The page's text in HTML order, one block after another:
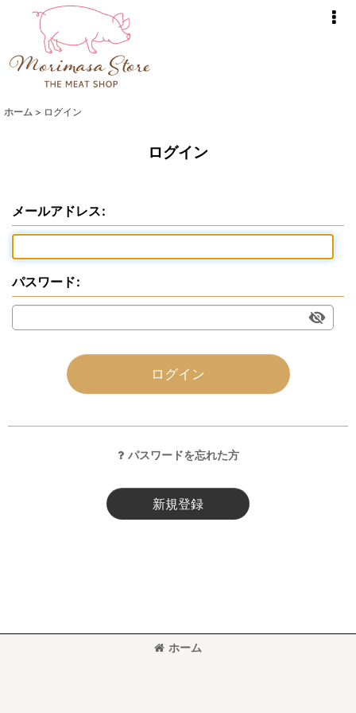
ホーム > ログイン
ログイン
メールアドレス:
パスワード:
ログイン
パスワードを忘れた方
新規登録
ホーム